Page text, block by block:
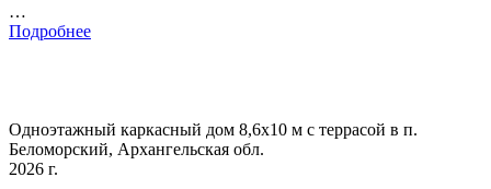
…
Подробнее
Одноэтажный каркасный дом 8,6х10 м с террасой в п.
Беломорский, Архангельская обл.
2026 г.